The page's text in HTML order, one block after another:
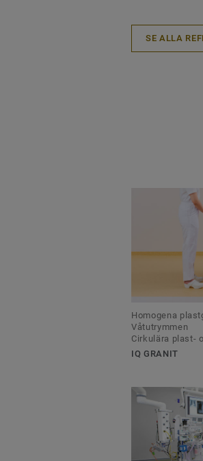
SE ALLA
Homogena
Våtutrymmen
Cirkulära plast-
IQ GRANIT